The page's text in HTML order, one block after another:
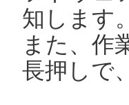
知します
また、作
長押しで